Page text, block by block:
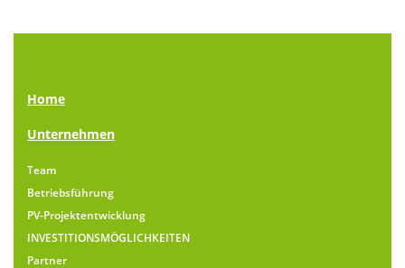
Home
Unternehmen
Team
Betriebsführung
PV-Projektentwicklung
INVESTITIONSMÖGLICHKEITEN
Partner